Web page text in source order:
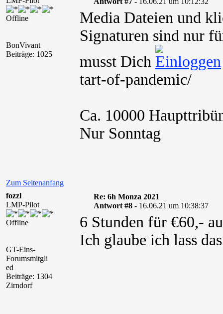
Offline
BonVivant
Beiträge: 1025
Media Dateien und
Signaturen sind nur
musst Dich
tart-of-pandemic/
Ca. 10000
Nur Sonntag
Zum Seitenanfang
fozzl
LMP-Pilot
Offline
GT-Eins-
Forumsmitgli
ed
Beiträge: 1304
Zirndorf
Re: 6h Monza 2021
Antwort #8 - 16.06.21 um 10:38:37
6 Stunden für €60,-
Ich glaube ich lass